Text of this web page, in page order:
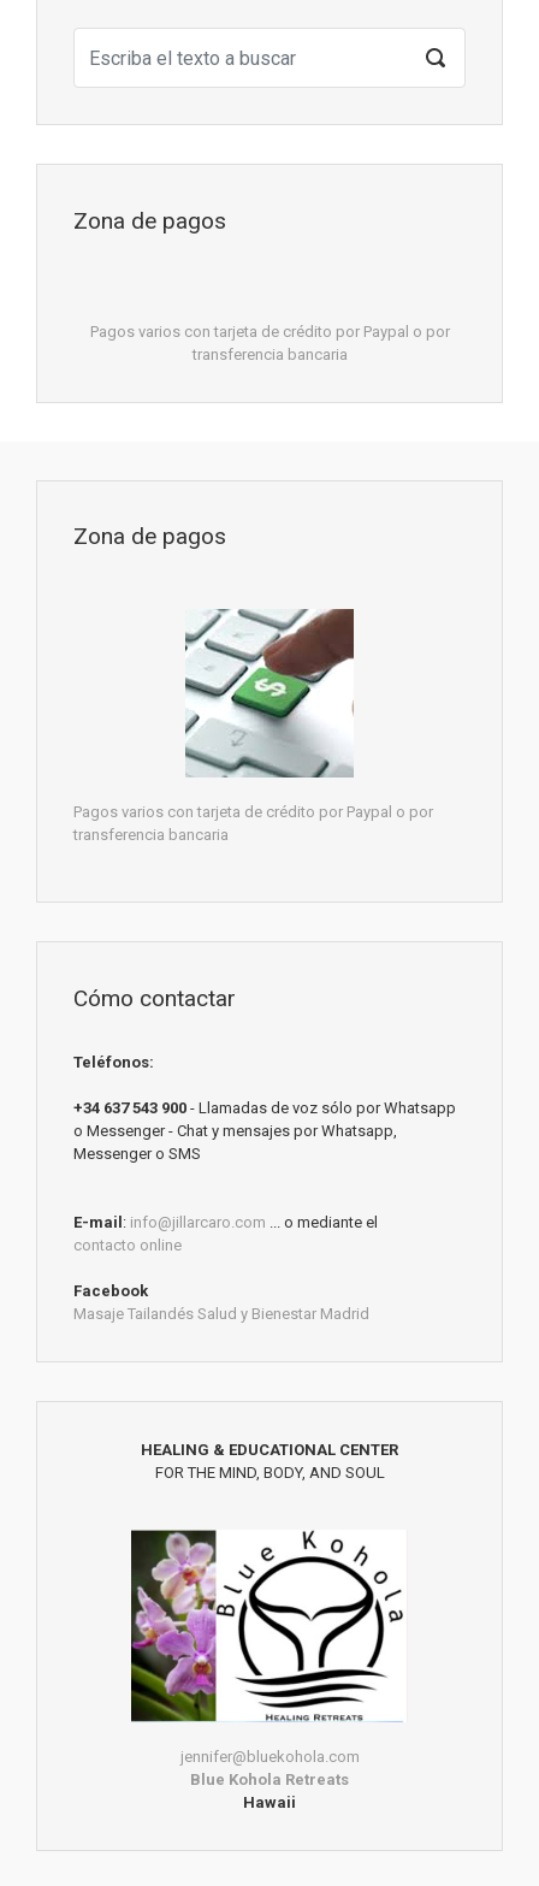
Zona de pagos
Pagos varios con tarjeta de crédito por Paypal o por
transferencia bancaria
Zona de pagos
Pagos varios con tarjeta de crédito por Paypal o por
transferencia bancaria
Cómo contactar
Teléfonos:
+34 637 543 900 - Llamadas de voz sólo por Whatsapp
o Messenger - Chat y mensajes por Whatsapp,
Messenger o SMS
E-mail : info@jillarcaro.com ... o mediante el
contacto online
Facebook
Masaje Tailandés Salud y Bienestar Madrid
HEALING & EDUCATIONAL CENTER
FOR THE MIND, BODY, AND SOUL
jennifer@bluekohola.com
Blue Kohola Retreats
Hawaii